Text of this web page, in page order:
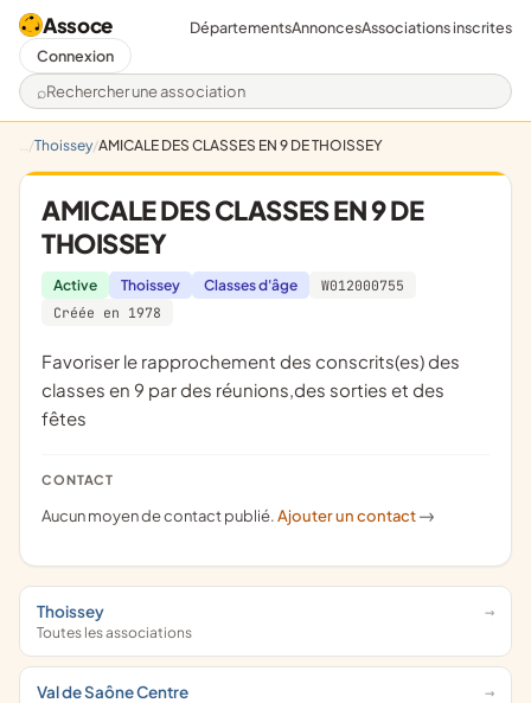
Assoce
Rechercher une association
DépartementsAnnoncesAssociations inscrites
Connexion
Thoissey AMICALE DES CLASSES EN 9 DE THOISSEY
AMICALE DES CLASSES EN 9 DE
THOISSEY
Active Thoissey Classes d'âge
W012000755
Créée en 1978
favoriser le rapprochement des conscrits(es) des
classes en 9 par des réunions,des sorties et des
fêtes
CONTACT
Aucun moyen de contact publié.Ajouter un contact ->
Thoissey
Toutes les associations
Val de Saône Centre